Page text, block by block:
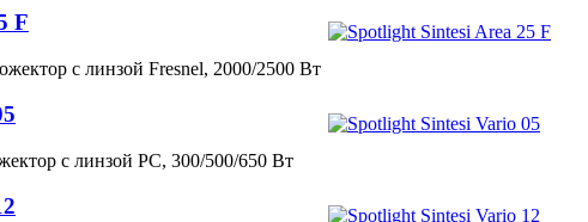
F
с линзой Fresnel, 2000/2500 Вт
с линзой PC, 300/500/650 Вт